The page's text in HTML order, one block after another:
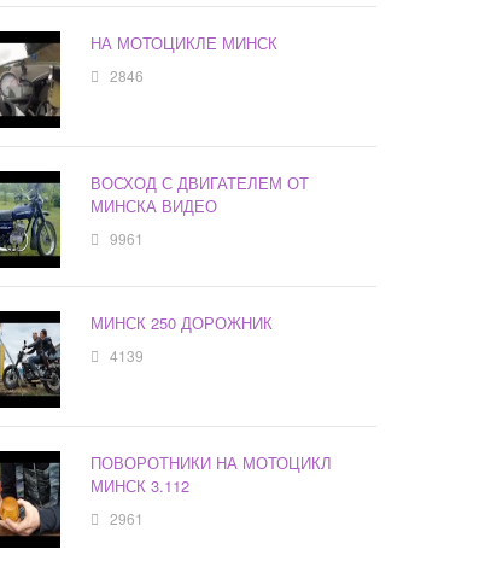
НА МОТОЦИКЛЕ МИНСК
2846
ВОСХОД С ДВИГАТЕЛЕМ ОТ
МИНСКА ВИДЕО
9961
МИНСК 250 ДОРОЖНИК
4139
ПОВОРОТНИКИ НА МОТОЦИКЛ
МИНСК 3.112
2961